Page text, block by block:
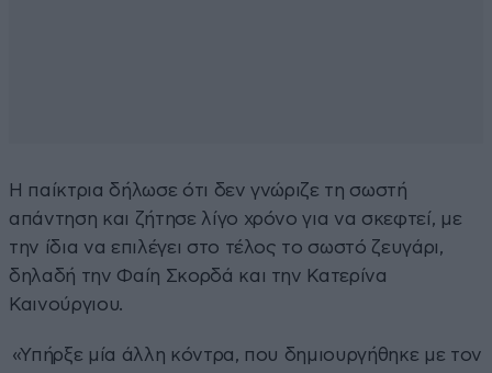
Η παίκτρια δήλωσε ότι δεν γνώριζε τη σωστή
απάντηση και ζήτησε λίγο χρόνο για να σκεφτεί, με
την ίδια να επιλέγει στο τέλος το σωστό ζευγάρι,
δηλαδή την Φαίη Σκορδά και την Κατερίνα
Καινούργιου.
«Υπήρξε μία άλλη κόντρα, που δημιουργήθηκε με τον